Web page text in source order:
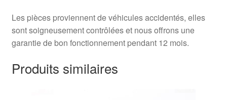
Les pièces proviennent de véhicules accidentés, elles
sont soigneusement contrôlées et nous offrons une
garantie de bon fonctionnement pendant 12 mois.
Produits similaires